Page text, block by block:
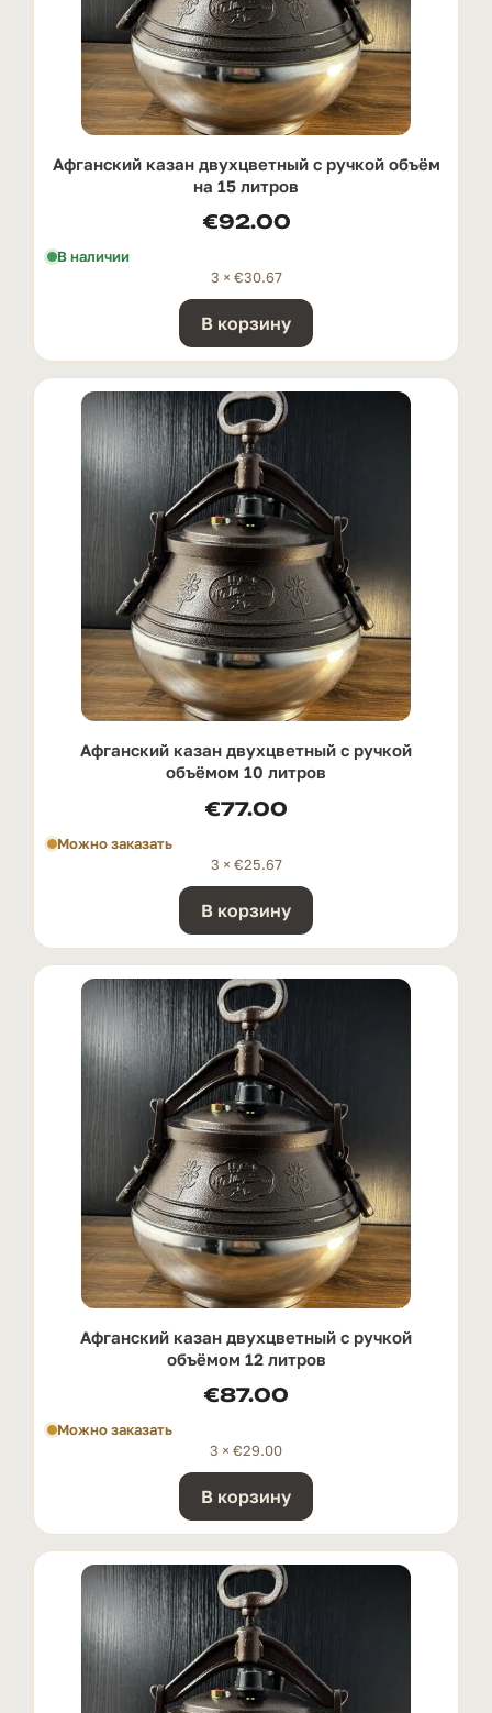
Афганский казан двухцветный с ручкой oбъём
на 15 литров
€92.00
В наличии
3 × €30.67
В корзину
Афганский казан двухцветный с ручкой
oбъёмом 10 литров
€77.00
Можно заказать
3 × €25.67
В корзину
Афганский казан двухцветный с ручкой
oбъёмом 12 литров
€87.00
Можно заказать
3 × €29.00
В корзину